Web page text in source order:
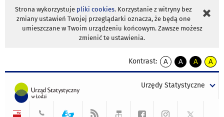
Strona wykorzystuje pliki cookies. Korzystanie z witryny bez
zmiany ustawień Twojej przeglądarki oznacza, że będą one
umieszczane w Twoim urządzeniu końcowym. Zawsze możesz
zmienić te ustawienia.
Kontrast:
A
kontrast
A
kontrast
tekst
czarnym
A
kontrast
tekst
czarnym
A
tekst
żółtym
Urzędy Statystyczne